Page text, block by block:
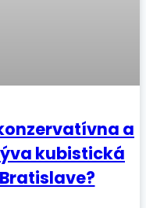
a
kubistická